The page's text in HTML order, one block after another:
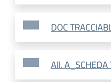
DOC
All. A_SCHEDA